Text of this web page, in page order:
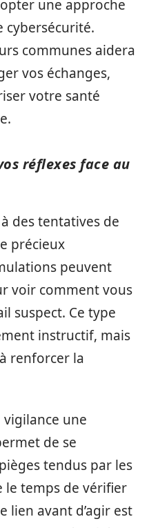
une approche
cybersécurité.
communes aidera
vos échanges,
votre santé
réflexes face au
des tentatives de
précieux
peuvent
voir comment vous
suspect. Ce type
instructif, mais
renforcer la
une
de se
tendus par les
le temps de vérifier
lien avant d’agir est